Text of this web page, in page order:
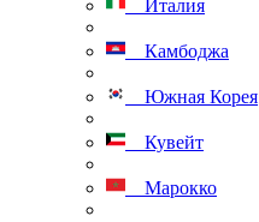
Италия
Камбоджа
Южная Корея
Кувейт
Марокко